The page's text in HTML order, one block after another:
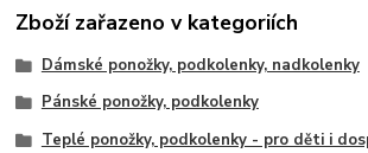
Zboží zařazeno v kategoriích
Dámské ponožky, podkolenky, nadkolenky
Pánské ponožky, podkolenky
Teplé ponožky, podkolenky - pro děti i